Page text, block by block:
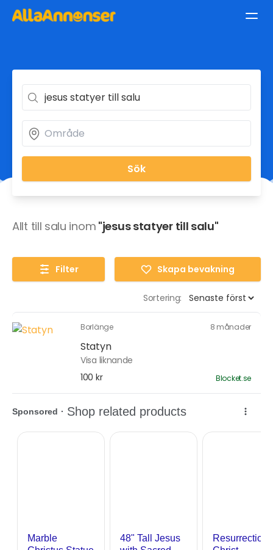
Sök
Allt till salu inom "jesus statyer till salu"
Filter Skapa bevakning
Sortering:
Borlänge 8 månader
Statyn
Visa liknande
100 kr
Blocket.se